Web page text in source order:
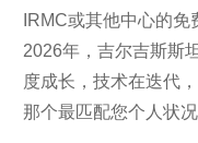
IRMC或其他中心的免
2026年，吉尔吉斯斯
度成长，技术在迭代
那个最匹配您个人状况